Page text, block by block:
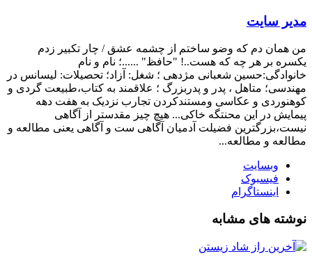
مدیر سایت
من همان دم که وضو ساختم از چشمه عشق / چار تکبیر زدم
یکسره بر هر چه که هست..! "حافظ" ......؛ نام و نام
خانوادگی:حسین شعبانی مژدهی ؛ شغل: آزاد؛ تحصیلات: لیسانس در
مهندسی؛ متاهل ، پدر و پدربزرگ ؛ علاقمند به کتاب،طبیعت گردی و
کوهنوردی و عکاسی ومستندکردن تجارب نزدیک به هفت دهه
پیمایش در این محنتگه خاکی... هیچ چیز مقدستر از آگاهی
نیست،بزرگترین فضیلت آدمیان آگاهی ست و آگاهی یعنی مطالعه و
مطالعه و مطالعه...
وبسایت
فیسبوک
اینستاگرام
نوشته های مشابه